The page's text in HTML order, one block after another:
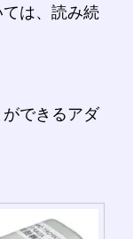
は、読み続
できるアダ